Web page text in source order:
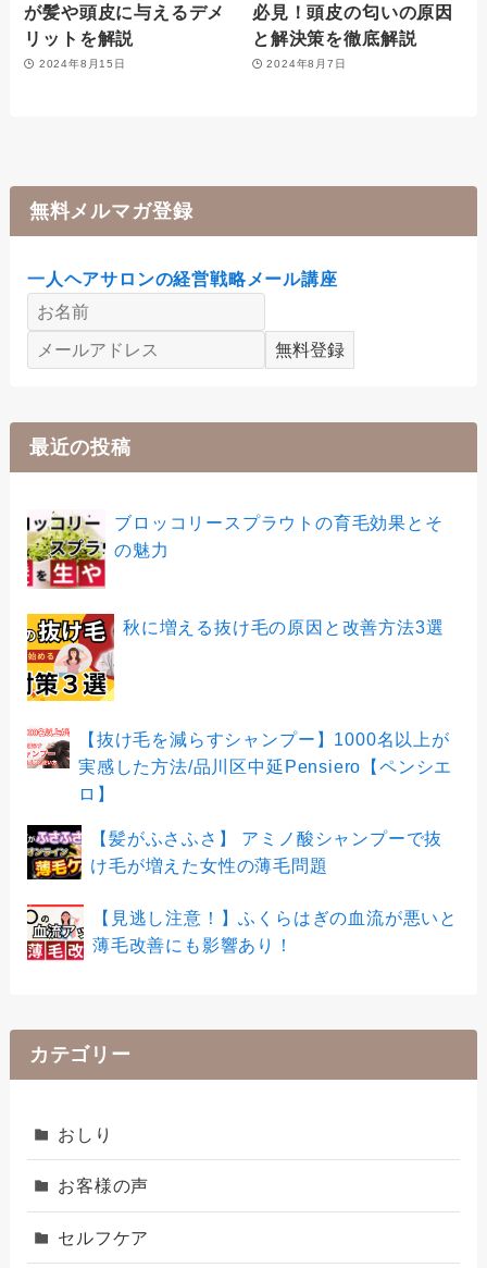
が髪や頭皮に与えるデメ
リットを解説
2024年8月15日
必見！頭皮の匂いの原因
と解決策を徹底解説
2024年8月7日
無料メルマガ登録
一人ヘアサロンの経営戦略メール講座
最近の投稿
ブロッコリースプラウトの育毛効果とそ
の魅力
秋に増える抜け毛の原因と改善方法3選
【抜け毛を減らすシャンプー】1000名以上が
実感した方法/品川区中延Pensiero【ペンシエ
ロ】
【髪がふさふさ】 アミノ酸シャンプーで抜
け毛が増えた女性の薄毛問題
【見逃し注意！】ふくらはぎの血流が悪いと
薄毛改善にも影響あり！
カテゴリー
おしり
お客様の声
セルフケア